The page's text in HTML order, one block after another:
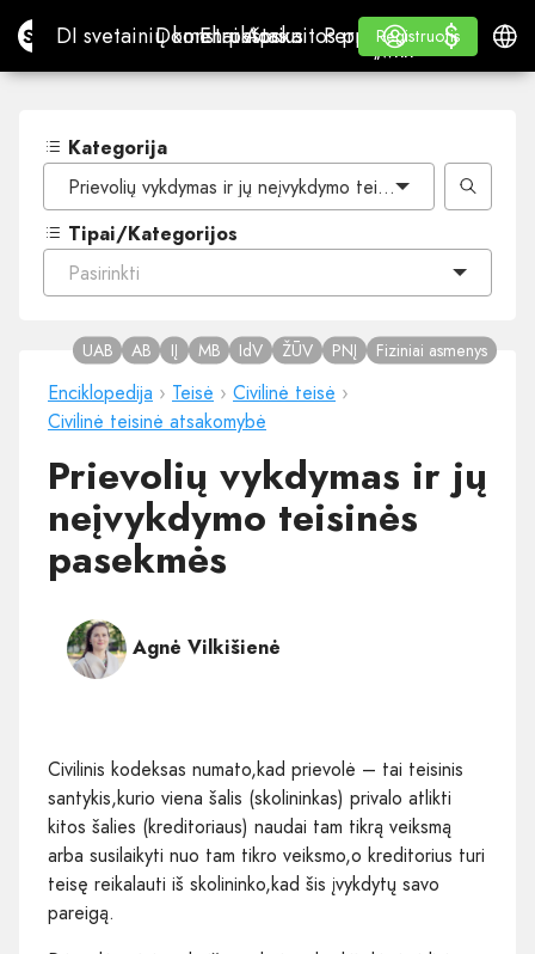
Site.proDI svetainių konstruktorius
DI svetainių konstruktorius
Domenai
DomenaiEl. paštas
El. paštasApskaitos programa
Apskaitos programa
Perpardavėjams
„WHITE LABEL“
Mokymasis
Mokymasis
Registruotis
Registruotis
Prisijungti
$
$
Kategorija
Prievolių vykdymas ir jų neįvykdymo teisinės pasekmės
Tipai/Kategorijos
Pasirinkti
Enciklopedija › Teisė › Civilinė teisė ›
Civilinė teisinė atsakomybė
Prievolių vykdymas ir jų
neįvykdymo teisinės
pasekmės
UAB AB IĮ MB IdV ŽŪV PNĮ Fiziniai asmenys
Agnė Vilkišienė
Civilinis kodeksas numato,kad prievolė – tai teisinis
santykis,kurio viena šalis (skolininkas) privalo atlikti
kitos šalies (kreditoriaus) naudai tam tikrą veiksmą
arba susilaikyti nuo tam tikro veiksmo,o kreditorius turi
teisę reikalauti iš skolininko,kad šis įvykdytų savo
pareigą.